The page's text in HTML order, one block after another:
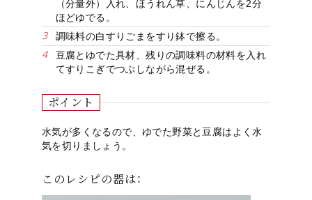
（分量外）入れ、ほうれん草、にんじんを2分
ほどゆでる。
調味料の白すりごまをすり鉢で擦る。
豆腐とゆでた具材、残りの調味料の材料を入れ
てすりこぎでつぶしながら混ぜる。
ポイント
水気が多くなるので、ゆでた野菜と豆腐はよく水
気を切りましょう。
このレシピの器は：
03
04
05
07